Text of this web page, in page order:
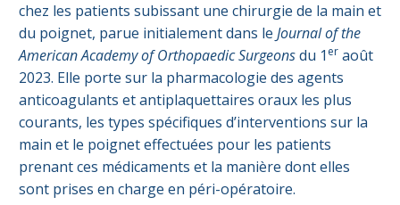
chez les patients subissant une chirurgie de la main et
du poignet, parue initialement dans le Journal of the
American Academy of Orthopaedic Surgeonsdu 1 er août
2023. Elle porte sur la pharmacologie des agents
anticoagulants et antiplaquettaires oraux les plus
courants, les types spécifiques d’interventions sur la
main et le poignet effectuées pour les patients
prenant ces médicaments et la manière dont elles
sont prises en charge en péri-opératoire.